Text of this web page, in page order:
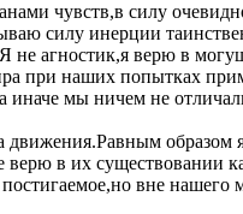
чувств,в силу
силу инерции
агностик,я верю в
при наших попытках
иначе мы ничем не
образом
в их существовании
вне нашего